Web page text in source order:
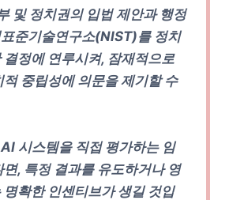
및 정치권의 입법 제안과 행정
준기술연구소(NIST)를 정치
결정에 연루시켜, 잠재적으로
적 중립성에 의문을 제기할 수
시스템을 직접 평가하는 임
면, 특정 결과를 유도하거나 영
명확한 인센티브가 생길 것입